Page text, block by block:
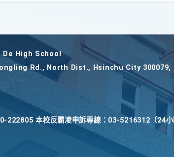
De High School
Rd., North Dist., Hsinchu City 300079,
222805 本校反霸凌申訴專線：03-5216312（24